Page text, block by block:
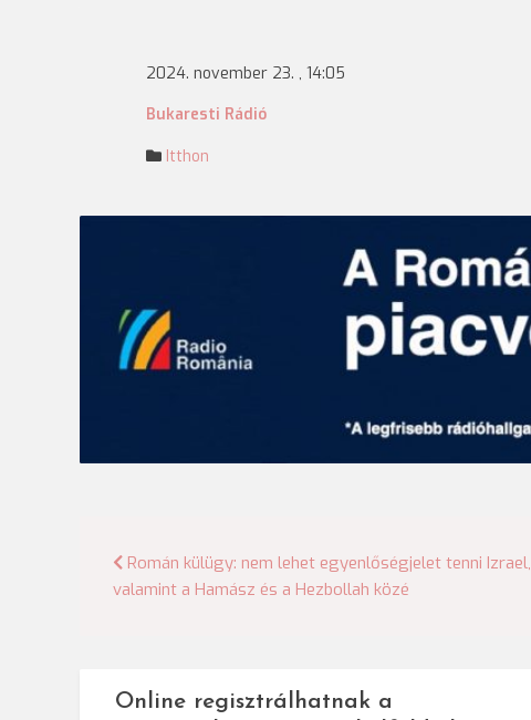
2024. november 23. , 14:05
Bukaresti Rádió
Itthon
Bejegyzés
Román külügy: nem lehet egyenlőségjelet tenni Izrael,
valamint a Hamász és a Hezbollah közé
Online regisztrálhatnak a